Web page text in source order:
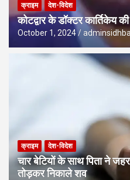
क्राइम देश-विदेश
कोटद्वार के डॉक्टर कार्तिकेय
October 1, 2024
क्राइम देश-विदेश
चार बेटियों के साथ पिता ने
तोड़कर निकाले शव